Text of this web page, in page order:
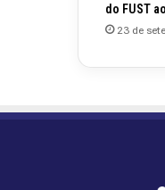
do FUST
23 de